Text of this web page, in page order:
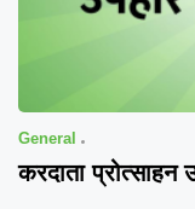
General
करदाता